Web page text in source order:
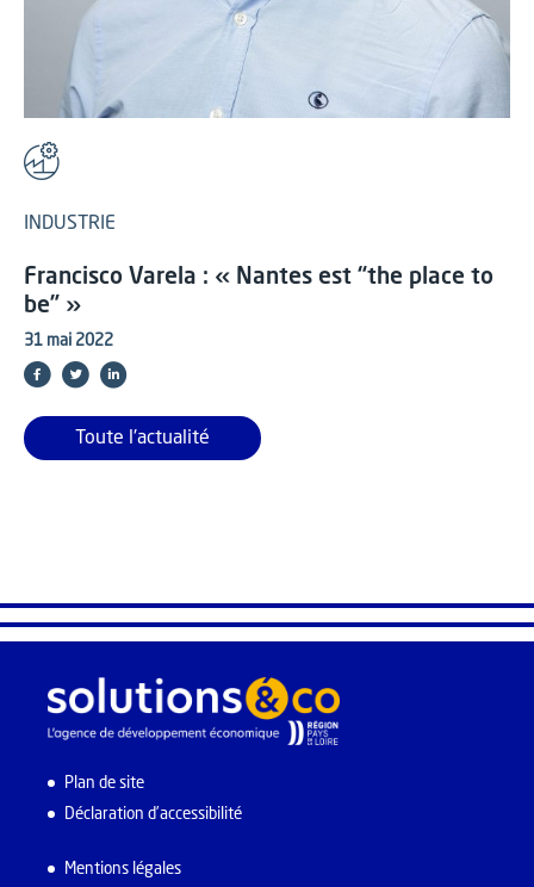
INDUSTRIE
Francisco Varela : « Nantes est “the place to
be” »
31 mai 2022
Toute l'actualité
Plan de site
Déclaration d’accessibilité
Mentions légales